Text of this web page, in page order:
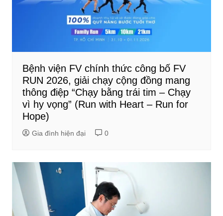
Bệnh viện FV chính thức công bố FV
RUN 2026, giải chạy cộng đồng mang
thông điệp “Chạy bằng trái tim – Chạy
vì hy vọng” (Run with Heart – Run for
Hope)
Gia đình hiện đại 0